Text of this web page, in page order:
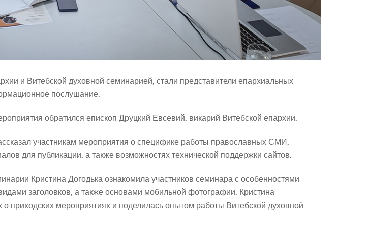
и Витебской духовной семинарией, стали представители епархиальных
послушание.
обратился епископ Друцкий Евсевий, викарий Витебской епархии.
участникам мероприятия о специфике работы православных СМИ,
для публикации, а также возможностях технической поддержки сайтов.
Кристина Догодька ознакомила участников семинара с особенностями
заголовков, а также основами мобильной фотографии. Кристина
приходских мероприятиях и поделилась опытом работы Витебской духовной